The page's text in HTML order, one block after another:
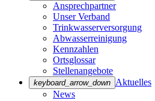
Ansprechpartner
Unser Verband
Trinkwasser­versorgung
Abwasserreinigung
Kennzahlen
Ortsglossar
Stellenangebote
keyboard_arrow_down Aktuelles
News